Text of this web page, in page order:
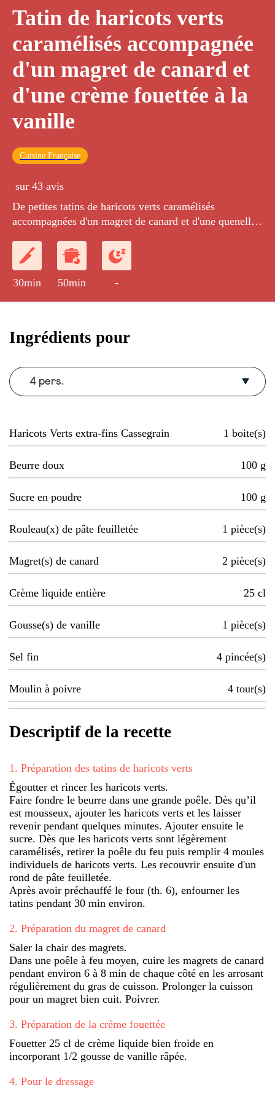
Tatin de haricots verts
caramélisés accompagnée
d'un magret de canard et
d'une crème fouettée à la
vanille
Cuisine Française
sur 43 avis
De petites tatins de haricots verts caramélisés
accompagnées d'un magret de canard et d'une quenelle
30min 50min -
Ingrédients pour
4 pers.
Haricots Verts extra-fins Cassegrain 1 boite(s)
Beurre doux 100 g
Sucre en poudre 100 g
Rouleau(x) de pâte feuilletée 1 pièce(s)
Magret(s) de canard 2 pièce(s)
Crème liquide entière 25 cl
Gousse(s) de vanille 1 pièce(s)
Sel fin 4 pincée(s)
Moulin à poivre 4 tour(s)
Descriptif de la recette
1 . Préparation des tatins de haricots verts
Égoutter et rincer les haricots verts.
Faire fondre le beurre dans une grande poêle. Dès qu’il
est mousseux, ajouter les haricots verts et les laisser
revenir pendant quelques minutes. Ajouter ensuite le
sucre. Dès que les haricots verts sont légèrement
caramélisés, retirer la poêle du feu puis remplir 4 moules
individuels de haricots verts. Les recouvrir ensuite d'un
rond de pâte feuilletée.
Après avoir préchauffé le four (th. 6), enfourner les
tatins pendant 30 min environ.
2. Préparation du magret de canard
Saler la chair des magrets.
Dans une poêle à feu moyen, cuire les magrets de canard
pendant environ 6 à 8 min de chaque côté en les arrosant
régulièrement du gras de cuisson. Prolonger la cuisson
pour un magret bien cuit. Poivrer.
3. Préparation de la crème fouettée
Fouetter 25 cl de crème liquide bien froide en
incorporant 1/2 gousse de vanille râpée.
4. Pour le dressage